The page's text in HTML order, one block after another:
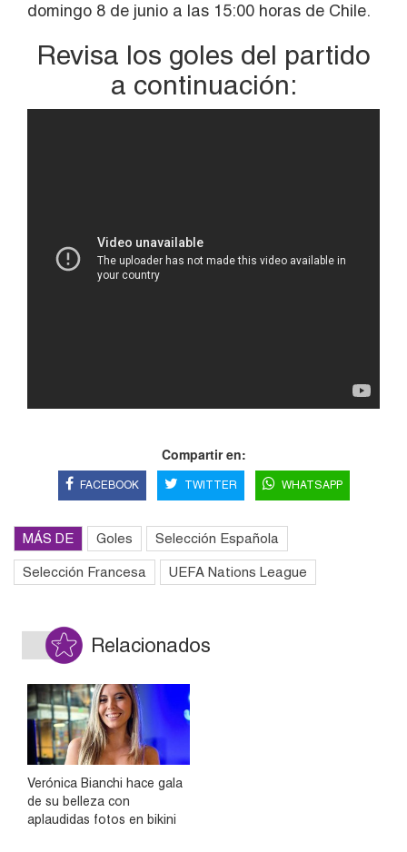
domingo 8 de junio a las 15:00 horas de Chile.
Revisa los goles del partido
a continuación:
Compartir en:
FACEBOOK TWITTER WHATSAPP
MÁS DE Goles Selección Española
Selección Francesa UEFA Nations League
Relacionados
Verónica Bianchi hace gala
de su belleza con
aplaudidas fotos en bikini